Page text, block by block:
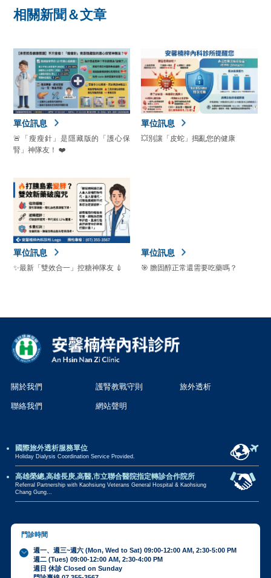
相關新聞＆文章
單位訊息
🚨「瘦瘦針」是隱藏版的「護心保
腎」神隊友！ ❤️
單位訊息
💥別讓「皮蛇」搗亂您的健康
單位訊息
✨最新「雙效合一」控糖神隊友 💉
單位訊息
🎯 膽固醇正常還需要吃藥嗎？
關於我們 護腎教戰守則 旅外透析
聯絡我們 網站聲明
國際旅外透析服務單位
Holiday Dialysis Coordination Service Provided.
高雄榮總,高雄長庚,高醫,市立聯合醫院指定轉診合作院所
Referral Partnership with Kaohsiung Veterans General Hospital & Kaohsiung
Chang Gung...
門診時間
週一、週三~週六 (Mon, Wed to Sat) 09:00-12:00 AM, 2:30-5:00 PM
週二 (Tues) 09:00-12:00 AM, 2:30-4:00 PM
週日 休診 Closed on Sunday